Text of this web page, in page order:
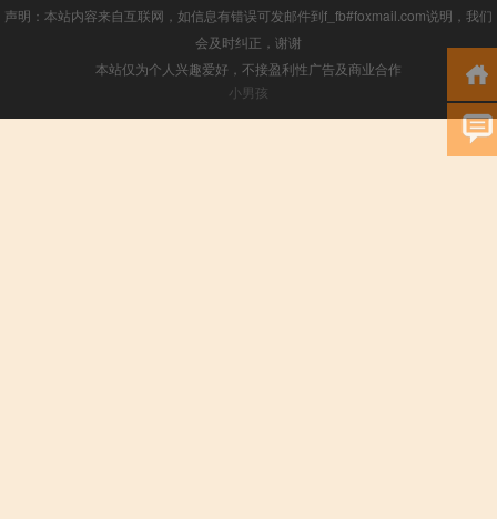
声明：本站内容来自互联网，如信息有错误可发邮件到f_fb#foxmail.com说明，我们
会及时纠正，谢谢
本站仅为个人兴趣爱好，不接盈利性广告及商业合作
小男孩